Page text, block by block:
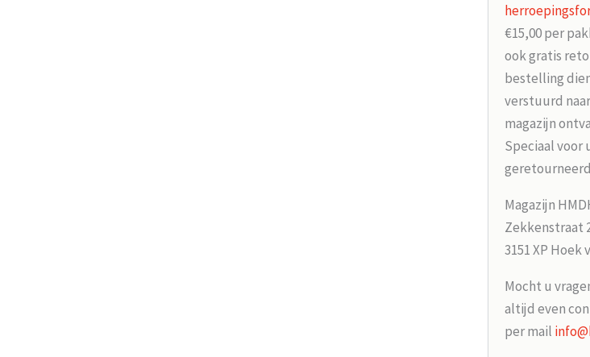
€15,00 per
ook gratis
bestelling
verstuurd
magazijn
Speciaal voor
Magazijn
Zekkenstraat
3151 XP Hoek
Mocht u
altijd even
per mail